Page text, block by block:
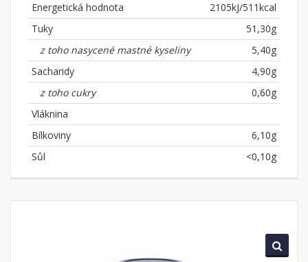
Energetická hodnota
2105kJ/511kcal
Tuky
51,30g
z toho nasycené mastné kyseliny
5,40g
Sacharidy
4,90g
z toho cukry
0,60g
Vláknina
Bílkoviny
6,10g
Sůl
<0,10g